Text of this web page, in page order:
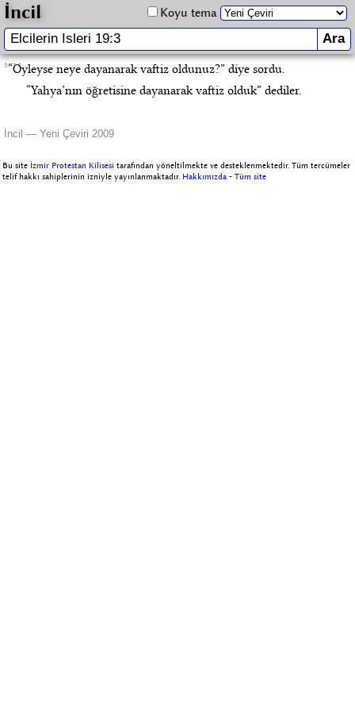
İncil Koyu tema
3“Öyleyse neye dayanarak vaftiz oldunuz?” diye sordu.
“Yahya’nın öğretisine dayanarak vaftiz olduk” dediler.
İncil — Yeni Çeviri 2009
Bu site İzmir Protestan Kilisesi tarafından yöneltilmekte ve desteklenmektedir. Tüm tercümeler
telif hakkı sahiplerinin izniyle yayınlanmaktadır. Hakkımızda -Tüm site